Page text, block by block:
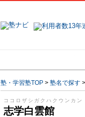
塾・学習塾TOP > 塾名で探す >
ココロザシガクハクウンカ
志学白雲館